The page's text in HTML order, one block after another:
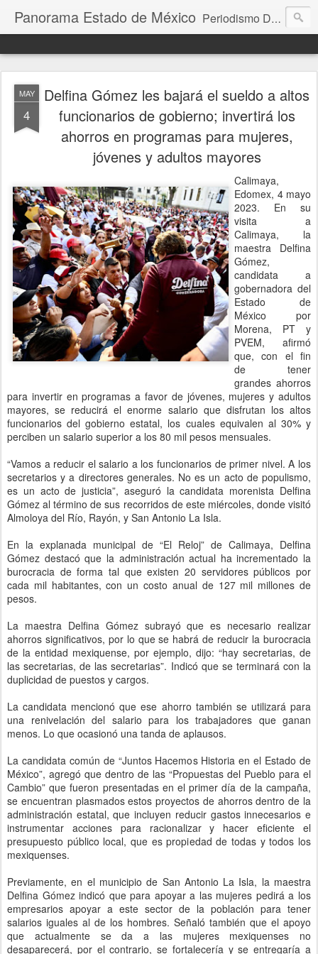
Panorama Estado de México Periodismo Digital
MAY
4
Delfina Gómez les bajará el sueldo a altos
funcionarios de gobierno; invertirá los
ahorros en programas para mujeres,
jóvenes y adultos mayores
Calimaya,
Edomex, 4 mayo
2023. En su
visita a
Calimaya, la
maestra Delfina
Gómez,
candidata a
gobernadora del
Estado de
México por
Morena, PT y
PVEM, afirmó
que, con el fin
de tener
grandes ahorros
para invertir en programas a favor de jóvenes, mujeres y adultos
mayores, se reducirá el enorme salario que disfrutan los altos
funcionarios del gobierno estatal, los cuales equivalen al 30% y
perciben un salario superior a los 80 mil pesos mensuales.
“Vamos a reducir el salario a los funcionarios de primer nivel. A los
secretarios y a directores generales. No es un acto de populismo,
es un acto de justicia”, aseguró la candidata morenista Delfina
Gómez al término de sus recorridos de este miércoles, donde visitó
Almoloya del Río, Rayón, y San Antonio La Isla.
En la explanada municipal de “El Reloj” de Calimaya, Delfina
Gómez destacó que la administración actual ha incrementado la
burocracia de forma tal que existen 20 servidores públicos por
cada mil habitantes, con un costo anual de 127 mil millones de
pesos.
La maestra Delfina Gómez subrayó que es necesario realizar
ahorros significativos, por lo que se habrá de reducir la burocracia
de la entidad mexiquense, por ejemplo, dijo: “hay secretarias, de
las secretarias, de las secretarias”. Indicó que se terminará con la
duplicidad de puestos y cargos.
La candidata mencionó que ese ahorro también se utilizará para
una renivelación del salario para los trabajadores que ganan
menos. Lo que ocasionó una tanda de aplausos.
La candidata común de “Juntos Hacemos Historia en el Estado de
México”, agregó que dentro de las “Propuestas del Pueblo para el
Cambio” que fueron presentadas en el primer día de la campaña,
se encuentran plasmados estos proyectos de ahorros dentro de la
administración estatal, que incluyen reducir gastos innecesarios e
instrumentar acciones para racionalizar y hacer eficiente el
presupuesto público local, que es propiedad de todas y todos los
mexiquenses.
Previamente, en el municipio de San Antonio La Isla, la maestra
Delfina Gómez indicó que para apoyar a las mujeres pedirá a los
empresarios apoyar a este sector de la población para tener
salarios iguales al de los hombres. Señaló también que el apoyo
que actualmente se da a las mujeres mexiquenses no
desaparecerá, por el contrario, se fortalecería y se entregaría a